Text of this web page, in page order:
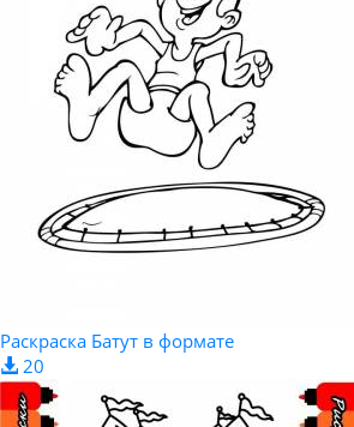
Раскраска Батут в формате
20